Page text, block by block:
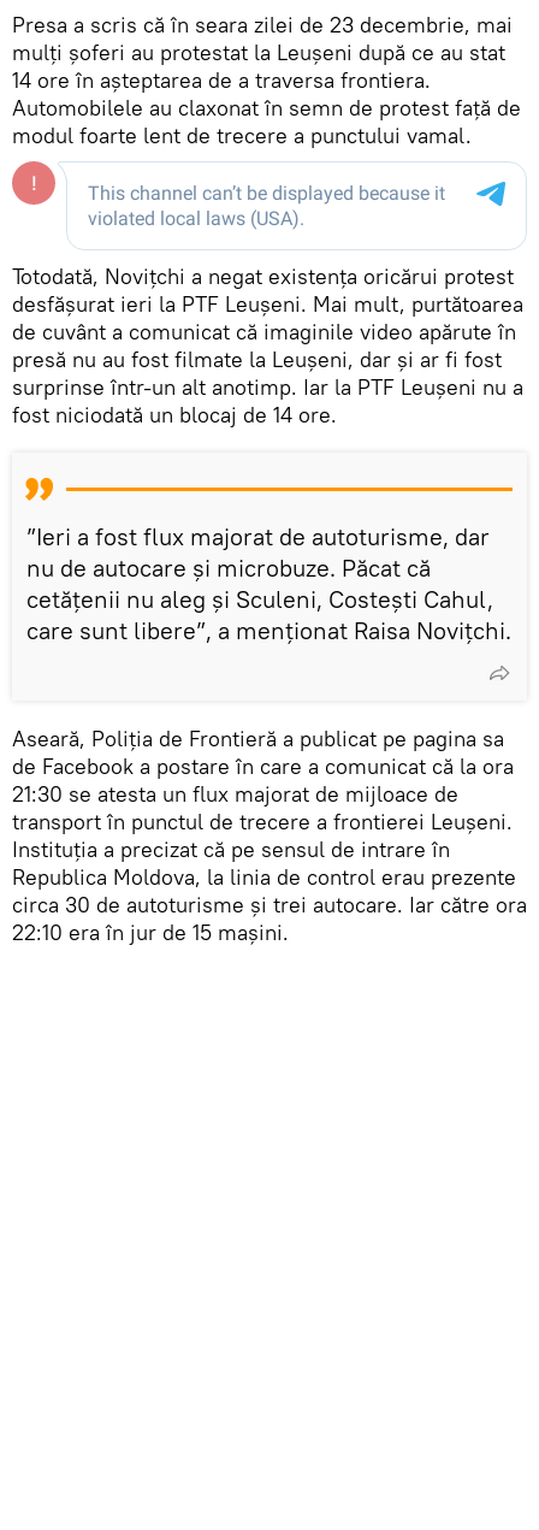
Presa a scris că în seara zilei de 23 decembrie, mai
mulți șoferi au protestat la Leușeni după ce au stat
14 ore în așteptarea de a traversa frontiera.
Automobilele au claxonat în semn de protest față de
modul foarte lent de trecere a punctului vamal.
Totodată, Novițchi a negat existența oricărui protest
desfășurat ieri la PTF Leușeni. Mai mult, purtătoarea
de cuvânt a comunicat că imaginile video apărute în
presă nu au fost filmate la Leușeni, dar și ar fi fost
surprinse într-un alt anotimp. Iar la PTF Leușeni nu a
fost niciodată un blocaj de 14 ore.
”Ieri a fost flux majorat de autoturisme, dar
nu de autocare și microbuze. Păcat că
cetățenii nu aleg și Sculeni, Costești Cahul,
care sunt libere”, a menționat Raisa Novițchi.
Aseară, Poliția de Frontieră a publicat pe pagina sa
de Facebook a postare în care a comunicat că la ora
21:30 se atesta un flux majorat de mijloace de
transport în punctul de trecere a frontierei Leușeni.
Instituția a precizat că pe sensul de intrare în
Republica Moldova, la linia de control erau prezente
circa 30 de autoturisme și trei autocare. Iar către ora
22:10 era în jur de 15 mașini.